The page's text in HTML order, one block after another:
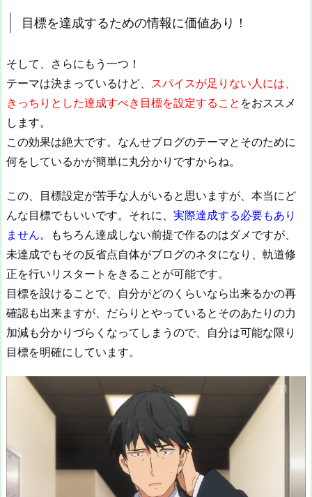
目標を達成するための情報に価値あり！
そして、さらにもう一つ！
テーマは決まっているけど、 スパイスが足りない人には、
きっちりとした達成すべき目標を設定すること をおススメ
します。
この効果は絶大です。なんせブログのテーマとそのために
何をしているかが簡単に丸分かりですからね。
この、目標設定が苦手な人がいると思いますが、本当にど
んな目標でもいいです。それに、 実際達成する必要もあり
ません。もちろん達成しない前提で作るのはダメですが、
未達成でもその反省点自体がブログのネタになり、軌道修
正を行いリスタートをきることが可能です。
目標を設けることで、自分がどのくらいなら出来るかの再
確認も出来ますが、だらりとやっているとそのあたりの力
加減も分かりづらくなってしまうので、自分は可能な限り
目標を明確にしています。